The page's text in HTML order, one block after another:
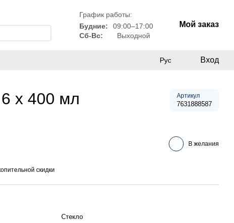
График работы:
Будние:
09:00–17:00
Сб-Вс:
Выходной
Мой заказ
Рус Вход
6 x 400 мл Артикул
7631888587
В желания
скидки
Стекло